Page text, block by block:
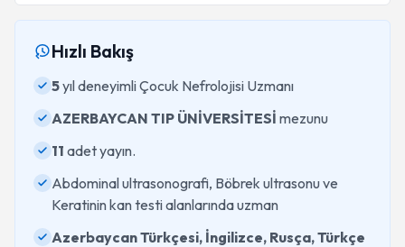
Hızlı Bakış
5yıl deneyimli Çocuk Nefrolojisi Uzmanı
AZERBAYCAN TIP ÜNİVERSİTESİ mezunu
11 adet yayın.
Abdominal ultrasonografi, Böbrek ultrasonu ve
Keratinin kan testi alanlarında uzman
Azerbaycan Türkçesi, İngilizce, Rusça, Türkçe